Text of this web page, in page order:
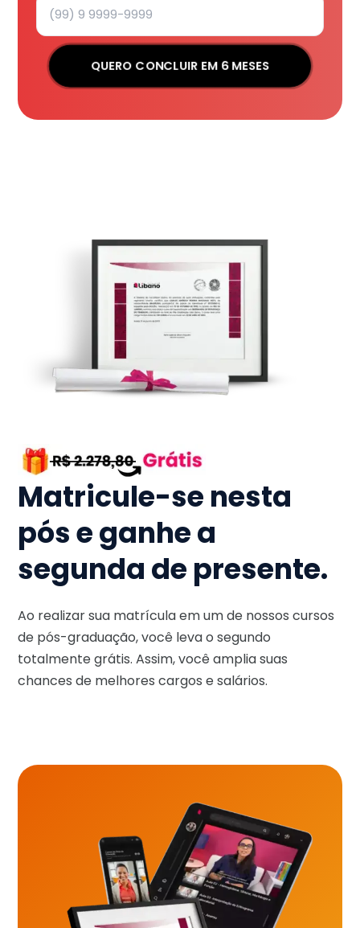
QUERO CONCLUIR EM 6 MESES
Matricule-se nesta
pós e ganhe a
segunda de presente.
Ao realizar sua matrícula em um de nossos cursos
de pós-graduação, você leva o segundo
totalmente grátis. Assim, você amplia suas
chances de melhores cargos e salários.